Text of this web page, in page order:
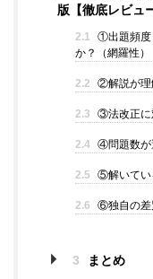
版【徹底レビュ
2.1
①出題頻度
か？（網羅性）
2.2 ②解説が理
2.3 ③法改正に
2.4 ④問題数が
2.5 ⑤解いてい
2.6 ⑥独自の差
3 まとめ